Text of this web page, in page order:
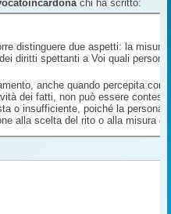
chi ha scritto:
distinguere due aspetti: la misura
diritti spettanti a Voi quali
anche quando percepita
dei fatti, non può essere
o insufficiente, poiché la persona
alla scelta del rito o alla misura
che merita particolare